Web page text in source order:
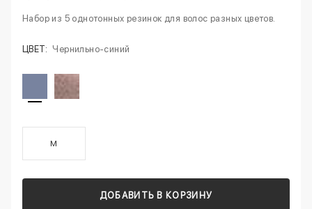
Набор из 5 однотонных резинок для волос разных цветов.
ЦВЕТ: Чернильно-синий
M
ДОБАВИТЬ В КОРЗИНУ